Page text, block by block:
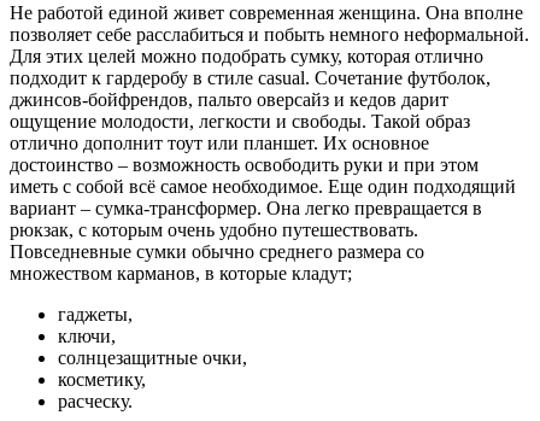
Не работой единой живет современная женщина. Она вполне
позволяет себе расслабиться и побыть немного неформальной.
Для этих целей можно подобрать сумку, которая отлично
подходит к гардеробу в стиле casual. Сочетание футболок,
джинсов-бойфрендов, пальто оверсайз и кедов дарит
ощущение молодости, легкости и свободы. Такой образ
отлично дополнит тоут или планшет. Их основное
достоинство – возможность освободить руки и при этом
иметь с собой всё самое необходимое. Еще один подходящий
вариант – сумка-трансформер. Она легко превращается в
рюкзак, с которым очень удобно путешествовать.
Повседневные сумки обычно среднего размера со
множеством карманов, в которые кладут;
гаджеты,
ключи,
солнцезащитные очки,
косметику,
расческу.